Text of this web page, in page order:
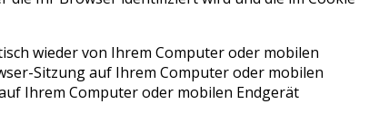
wieder von Ihrem Computer oder mobilen
Sitzung auf Ihrem Computer oder mobilen
Ihrem Computer oder mobilen Endgerät